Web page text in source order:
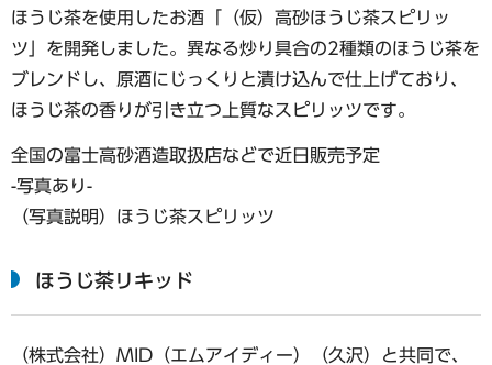
ほうじ茶を使用したお酒「（仮）高砂ほうじ茶スピリッ
ツ」を開発しました。異なる炒り具合の2種類のほうじ茶を
ブレンドし、原酒にじっくりと漬け込んで仕上げており、
ほうじ茶の香りが引き立つ上質なスピリッツです。
全国の富士高砂酒造取扱店などで近日販売予定
-写真あり-
（写真説明）ほうじ茶スピリッツ
ほうじ茶リキッド
（株式会社）MID（エムアイディー）（久沢）と共同で、